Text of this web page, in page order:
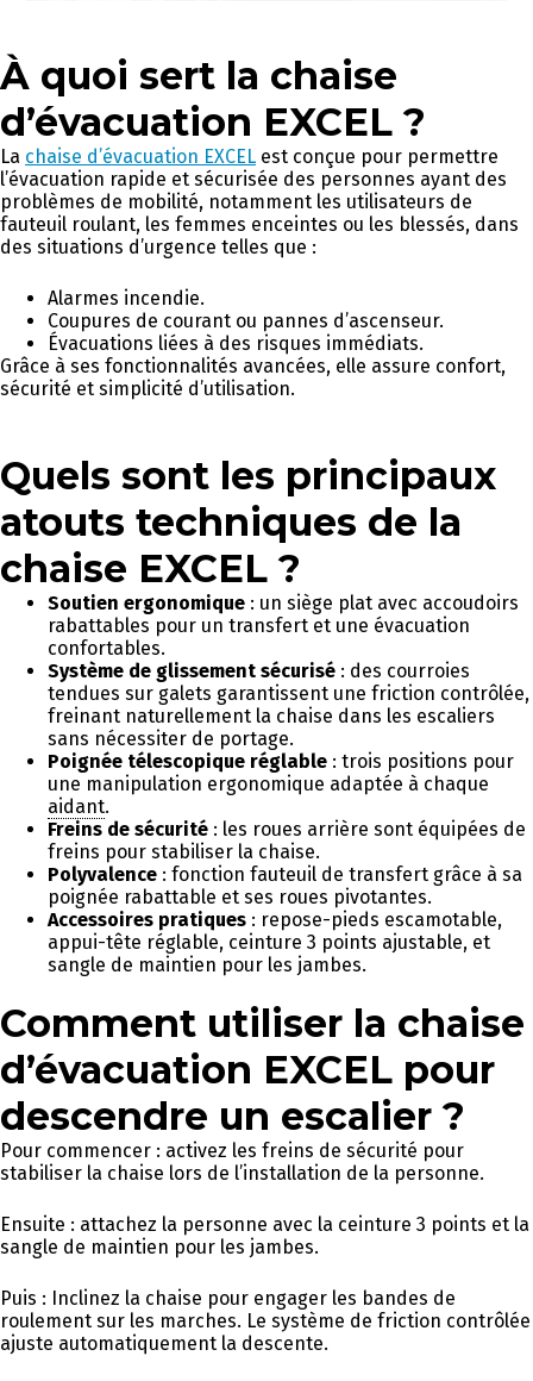
À quoi sert la chaise
d’évacuation EXCEL ?
La chaise d’évacuation EXCEL est conçue pour permettre
l’évacuation rapide et sécurisée des personnes ayant des
problèmes de mobilité, notamment les utilisateurs de
fauteuil roulant, les femmes enceintes ou les blessés, dans
des situations d’urgence telles que :
Alarmes incendie.
Coupures de courant ou pannes d’ascenseur.
Évacuations liées à des risques immédiats.
Grâce à ses fonctionnalités avancées, elle assure confort,
sécurité et simplicité d’utilisation.
Quels sont les principaux
atouts techniques de la
chaise EXCEL ?
Soutien ergonomique : un siège plat avec accoudoirs
rabattables pour un transfert et une évacuation
confortables.
Système de glissement sécurisé : des courroies
tendues sur galets garantissent une friction contrôlée,
freinant naturellement la chaise dans les escaliers
sans nécessiter de portage.
Poignée télescopique réglable : trois positions pour
une manipulation ergonomique adaptée à chaque
aidant.
Freins de sécurité : les roues arrière sont équipées de
freins pour stabiliser la chaise.
Polyvalence : fonction fauteuil de transfert grâce à sa
poignée rabattable et ses roues pivotantes.
Accessoires pratiques : repose-pieds escamotable,
appui-tête réglable, ceinture 3 points ajustable, et
sangle de maintien pour les jambes.
Comment utiliser la chaise
d’évacuation EXCEL pour
descendre un escalier ?
Pour commencer : activez les freins de sécurité pour
stabiliser la chaise lors de l’installation de la personne.
Ensuite : attachez la personne avec la ceinture 3 points et la
sangle de maintien pour les jambes.
Puis : Inclinez la chaise pour engager les bandes de
roulement sur les marches. Le système de friction contrôlée
ajuste automatiquement la descente.